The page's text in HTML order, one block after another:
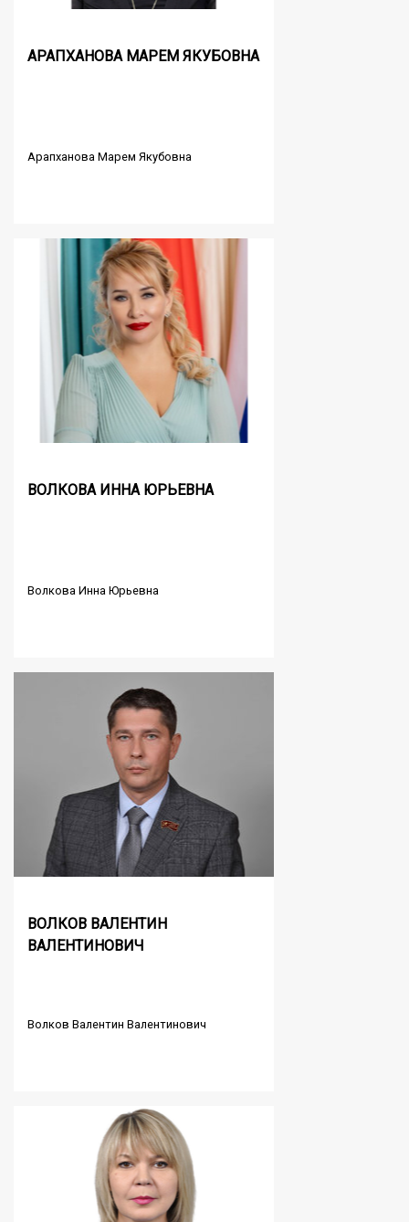
АРАПХАНОВА МАРЕМ ЯКУБОВНА
Арапханова Марем Якубовна
ВОЛКОВА ИННА ЮРЬЕВНА
Волкова Инна Юрьевна
ВОЛКОВ ВАЛЕНТИН
ВАЛЕНТИНОВИЧ
Волков Валентин Валентинович